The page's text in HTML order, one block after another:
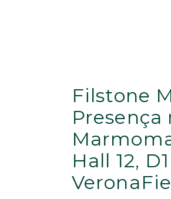
Filstone
Presença
Hall 12,